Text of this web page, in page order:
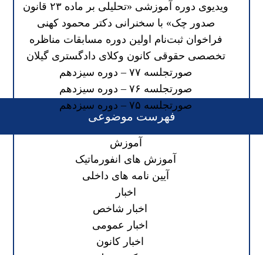
ویدیوی دوره آموزشی «تحلیلی بر ماده ۲۳ قانون
صدور چک» با سخنرانی دکتر محمود کهنی
فراخوان ثبت‌نام اولین دوره مسابقات مناظره
تخصصی حقوقی کانون وکلای دادگستری گیلان
صورتجلسه ۷۷ – دوره سیزدهم
صورتجلسه ۷۶ – دوره سیزدهم
صورتجلسه ۷۵ – دوره سیزدهم
فهرست موضوعی
آموزش
آموزش های انفورماتیک
آیین نامه های داخلی
اخبار
اخبار شاخص
اخبار عمومی
اخبار کانون